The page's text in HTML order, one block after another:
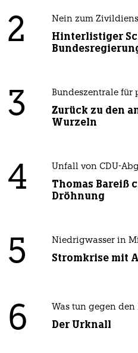
2 Nein zum
Hinterlistiger
3 Bundeszentrale für
Zurück zu den
Wurzeln
4 Unfall von CDU-
Thomas Bareiß
Dröhnung
5 Niedrigwasser in
Stromkrise mit
6 Was tun gegen
Der Urknall